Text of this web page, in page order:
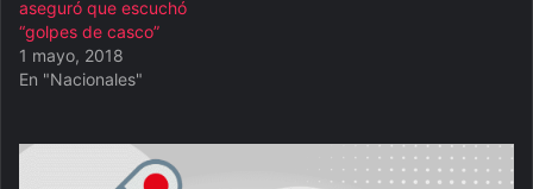
aseguró que escuchó
“golpes de casco”
1 mayo, 2018
En "Nacionales"